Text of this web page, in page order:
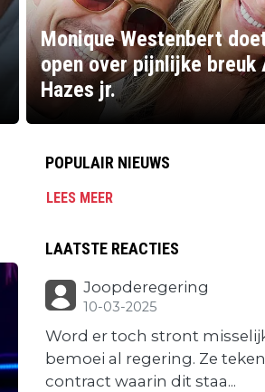
Monique Westenbert
open over pijnlijke breuk
Hazes jr.
POPULAIR NIEUWS
LEES MEER
LAATSTE REACTIES
Joopderegering
10-03-2025
Word er toch stront
bemoei al regering. Ze
contract waarin dit staa...